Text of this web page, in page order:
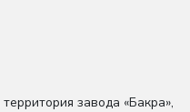
территория завода «Бакра»,